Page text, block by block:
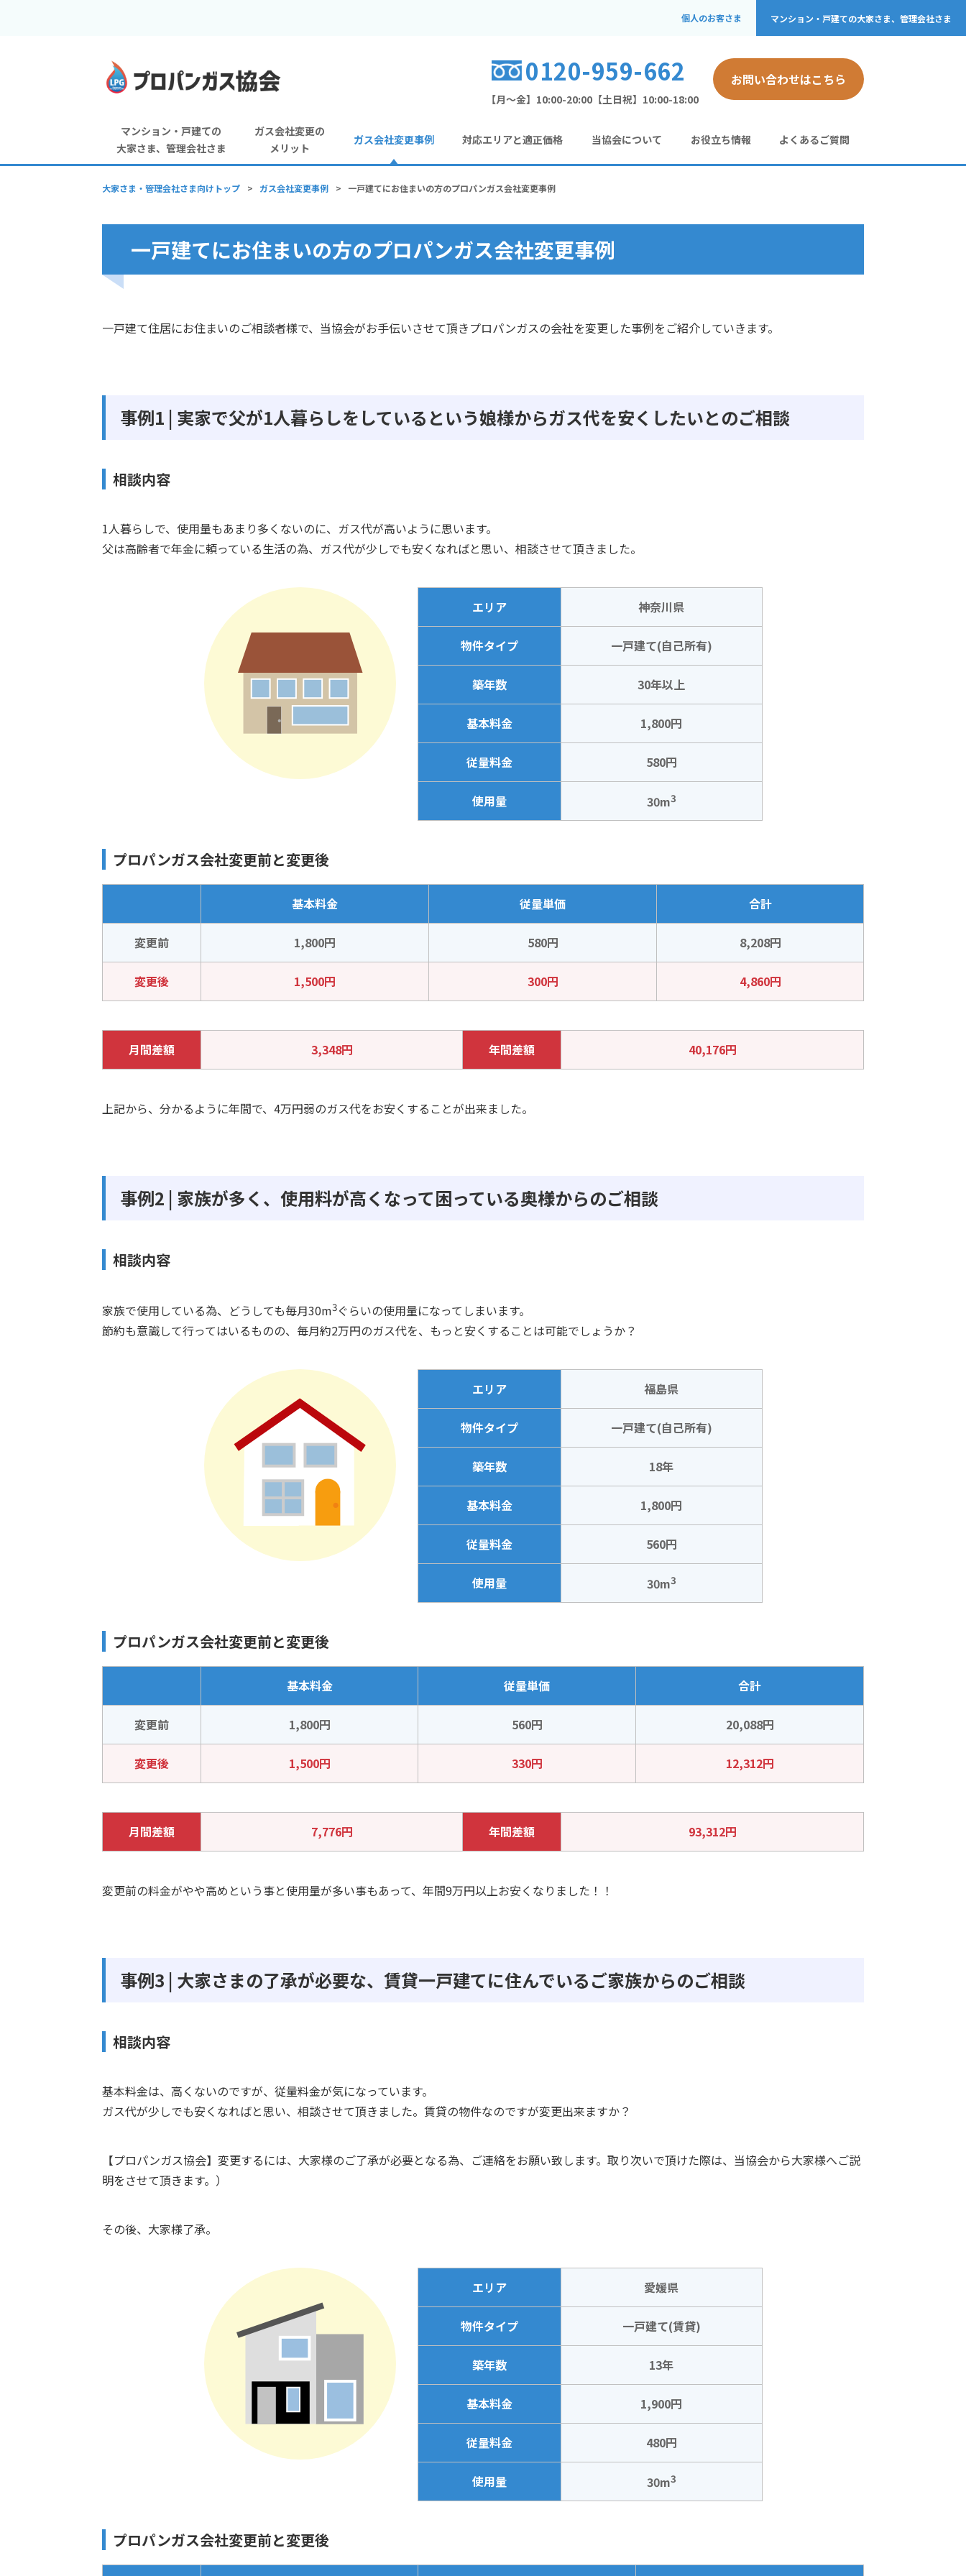
個人のお客さま マンション・戸建ての大家さま、管理会社さま
0120-959-662
【月～金】10:00-20:00 【土日祝】10:00-18:00
お問い合わせはこちら
マンション・戸建ての
大家さま、管理会社さま
ガス会社変更の
メリット
ガス会社変更事例 対応エリアと適正価格 当協会について お役立ち情報 よくあるご質問
大家さま・管理会社さま向けトップ > ガス会社変更事例 > 一戸建てにお住まいの方のプロパンガス会社変更事例
一戸建てにお住まいの方のプロパンガス会社変更事例
一戸建て住居にお住まいのご相談者様で、当協会がお手伝いさせて頂きプロパンガスの会社を変更した事例をご紹介していきます。
事例1 | 実家で父が1人暮らしをしているという娘様からガス代を安くしたいとのご相談
相談内容
1人暮らしで、使用量もあまり多くないのに、ガス代が高いように思います。
父は高齢者で年金に頼っている生活の為、ガス代が少しでも安くなればと思い、相談させて頂きました。
エリア 神奈川県
物件タイプ 一戸建て(自己所有)
築年数 30年以上
基本料金 1,800円
従量料金 580円
使用量 30m3
プロパンガス会社変更前と変更後
基本料金 従量単価 合計
変更前 1,800円 580円 8,208円
変更後 1,500円 300円 4,860円
月間差額 3,348円 年間差額 40,176円
上記から、分かるように年間で、4万円弱のガス代をお安くすることが出来ました。
事例2 | 家族が多く、使用料が高くなって困っている奥様からのご相談
相談内容
家族で使用している為、どうしても毎月30m3ぐらいの使用量になってしまいます。
節約も意識して行ってはいるものの、毎月約2万円のガス代を、もっと安くすることは可能でしょうか？
エリア 福島県
物件タイプ 一戸建て(自己所有)
築年数 18年
基本料金 1,800円
従量料金 560円
使用量 30m3
プロパンガス会社変更前と変更後
基本料金 従量単価 合計
変更前 1,800円 560円 20,088円
変更後 1,500円 330円 12,312円
月間差額 7,776円 年間差額 93,312円
変更前の料金がやや高めという事と使用量が多い事もあって、年間9万円以上お安くなりました！！
事例3 | 大家さまの了承が必要な、賃貸一戸建てに住んでいるご家族からのご相談
相談内容
基本料金は、高くないのですが、従量料金が気になっています。
ガス代が少しでも安くなればと思い、相談させて頂きました。賃貸の物件なのですが変更出来ますか？
【プロパンガス協会】変更するには、大家様のご了承が必要となる為、ご連絡をお願い致します。取り次いで頂けた際は、当協会から大家様へご説
明をさせて頂きます。）
その後、大家様了承。
エリア 愛媛県
物件タイプ 一戸建て(賃貸)
築年数 13年
基本料金 1,900円
従量料金 480円
使用量 30m3
プロパンガス会社変更前と変更後